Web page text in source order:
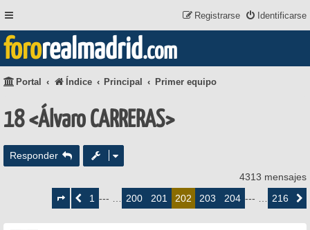
Identificarse
Registrarse
fororealmadrid.com
Portal Índice Principal Primer equipo
18 <Álvaro CARRERAS>
Responder
4313 mensajes
deAnterior1 --- … 200 201 202 203 204 --- … 216